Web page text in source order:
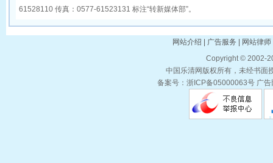
61528110 传真：0577-61523131 标注“转新媒体部”。
网站介绍 | 广告服务 | 网站律
Copyright © 2002-
中国乐清网版权所有，未经书面
备案号：浙ICP备05000063号 广